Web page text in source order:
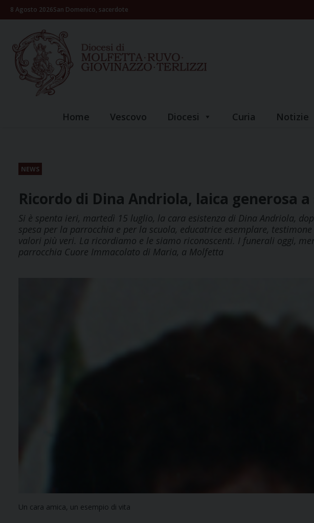
Skip8 Agosto 2026San Domenico, sacerdote
Home Vescovo Diocesi Curia Notizie
NEWS
Ricordo di Dina Andriola, laica generosa
Si è spenta ieri, martedì 15 luglio, la cara esistenza di Dina Andriola,
spesa per la parrocchia e per la scuola, educatrice esemplare,
valori più veri. La ricordiamo e le siamo riconoscenti. I funerali oggi,
parrocchia Cuore Immacolato di Maria, a Molfetta
Un cara amica, un esempio di vita